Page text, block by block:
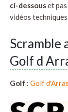
ci-dessouset
vidéos
Scramble
Golf d
Golf : Golf d'Arras